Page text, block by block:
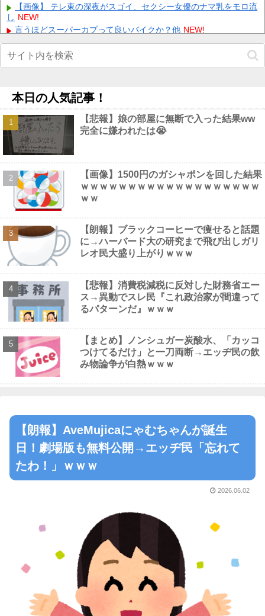
Powered by livedoor 相互RSS
【画像】 テレ東の深夜がスゴイ、セクシー女優のナマ乳をモロ流
し NEW!
言うほどスーパーカブって良いバイクか？他 NEW!
【動画】 役満ボディ・岡田紗佳(32)、ダンスで乳が大暴れ！
NEW!
【カープ実況】鈴木健矢(ブルペンデー)vs片山皓心【広島-DeNA/
【速報】中比スカボロー礁を巡る問題で遂に米国参戦、まさかの
こっち擁護であっち批判！！他 NEW!
絵師「このイラストを描く過程をタイムラプスで動画にしまし
た！」→とんでもないものが映り込んで16万いいね他
【画像】 男の87%はお○ぱいに目がいってスマホケースに気づか
ない自撮りｗ NEW!
【動画】 巨乳女子さん、コメダ珈琲で発情してしまった結果ｗｗ
ｗｗｗｗ NEW!
Powered by livedoor 相互RSS
本日の人気記事！
【悲報】娘の部屋に無断で入った結果ww
完全に嫌われたは😭
【画像】1500円のガシャポンを回した結果
ｗｗｗｗｗｗｗｗｗｗｗｗｗｗｗｗｗｗｗ
ｗｗ
【朗報】ブラックコーヒーで痩せると話題
に→ハーバード大の研究まで飛び出しガリ
レオ民大盛り上がりｗｗｗ
【悲報】消費税減税に反対した財務省エー
ス→異動でスレ民『これ政治家が間違って
るパターンだ』ｗｗｗ
【まとめ】ノンシュガー炭酸水、「カッコ
つけてるだけ」と一刀両断→エッヂ民の飲
み物論争が白熱ｗｗｗ
【朗報】AveMujicaにゃむちゃんが誕生
日！劇場版も無料公開→エッヂ民「忘れて
たわ！」ｗｗｗ
2026.06.02